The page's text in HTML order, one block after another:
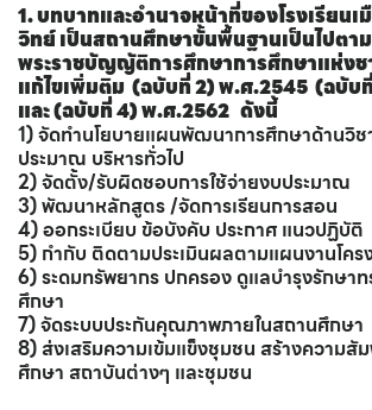
1. บทบาทและอำนาจหน้าที่ของโรงเรียน
วิทย์ เป็นสถานศึกษาขั้นพื้นฐานเป็นไปตา
พระราชบัญญัติการศึกษาการศึกษาแห่ง
แก้ไขเพิ่มติม (ฉบับที่ 2) พ.ศ.2545 (ฉบับ
และ (ฉบับที่ 4) พ.ศ.2562 ดังนี้
1) จัดทำนโยบายแผนพัฒนาการศึกษาด้านวิช
ประมาณ บริหารทั่วไป
2) จัดตั้ง/รับผิดชอบการใช้จ่ายงบประมาณ
3) พัฒนาหลักสูตร /จัดการเรียนการสอน
4) ออกระเบียบ ข้อบังคับ ประกาศ แนวปฏิบัติ
5) กำกับ ติดตามประเมินผลตามแผนงานโคร
6) ระดมทรัพยากร ปกครอง ดูแลบำรุงรักษา
ศึกษา
7) จัดระบบประกันคุณภาพภายในสถานศึกษา
8) ส่งเสริมความเข้มแข็งชุมชน สร้างความสั
ศึกษา สถาบันต่างๆ และชุมชน